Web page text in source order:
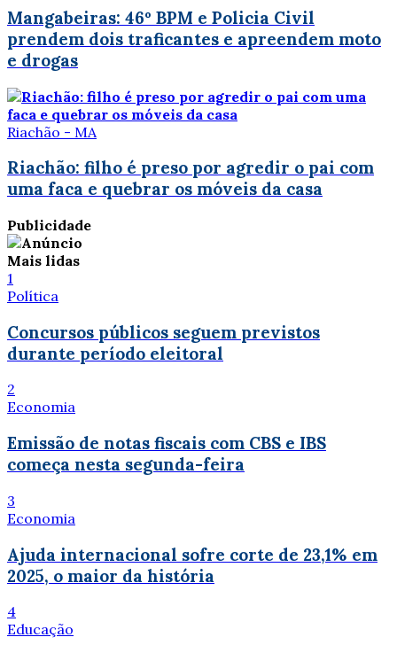
Mangabeiras: 46º BPM e Policia Civil
prendem dois traficantes e apreendem moto
e drogas
Riachão - MA
Riachão: filho é preso por agredir o pai com
uma faca e quebrar os móveis da casa
Publicidade
Mais lidas
1
Política
Concursos públicos seguem previstos
durante período eleitoral
2
Economia
Emissão de notas fiscais com CBS e IBS
começa nesta segunda-feira
3
Economia
Ajuda internacional sofre corte de 23,1% em
2025, o maior da história
4
Educação